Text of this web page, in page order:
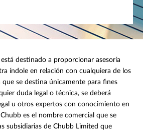
destinado a proporcionar asesoría
índole en relación con cualquiera de los
que se destina únicamente para fines
duda legal o técnica, se deberá
u otros expertos con conocimiento en
es el nombre comercial que se
subsidiarias de Chubb Limited que